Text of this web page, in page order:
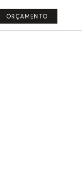
ORÇAMENTO